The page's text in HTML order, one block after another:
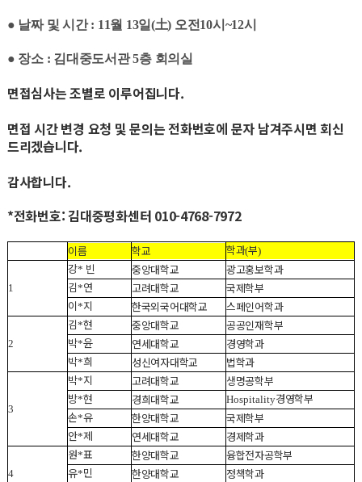
● 날짜 및 시간 : 11월 13일(土) 오전10시~12시
● 장소 : 김대중도서관 5층 회의실
면접심사는 조별로 이루어집니다.
면접 시간 변경 요청 및 문의는 전화번호에 문자 남겨주시면 회신
드리겠습니다.
감사합니다.
*전화번호: 김대중평화센터 010-4768-7972
이름 학교 학과(부)
1
강* 빈 중앙대학교
광고홍보학과
김*연 고려대학교
국제학부
이*지 한국외국어대학교 스페인어학과
2
김*현 중앙대학교
공공인재학부
박*윤 연세대학교
경영학과
박*희 성신여자대학교 법학과
3
박*지 고려대학교
생명공학부
방*현 경희대학교 Hospitality경영학부
손*유 한양대학교
국제학부
안*제 연세대학교 경제학과
4
원*표 한양대학교
융합전자공학부
유*민 한양대학교
정책학과